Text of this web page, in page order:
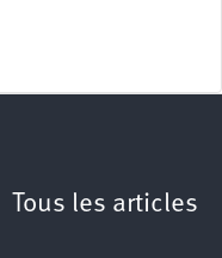
Tous les articles